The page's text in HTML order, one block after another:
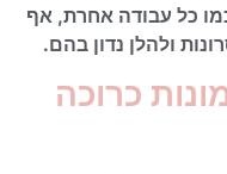
כל עבודה אחרת, אף
ולהלן נדון בהם.
כרוכה